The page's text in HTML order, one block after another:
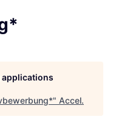
applications
" Accel.